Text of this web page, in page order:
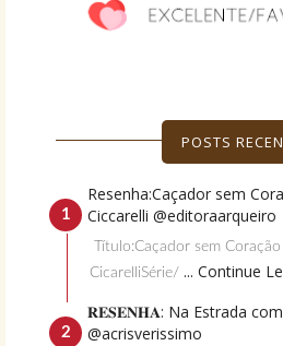
POSTS
Resenha:Caçador sem
Ciccarelli @editoraarqueiro
Título:Caçador sem
CicarelliSérie/ ... Continue
𝐑𝐄𝐒𝐄𝐍𝐇𝐀: Na Estrada
@acrisverissimo